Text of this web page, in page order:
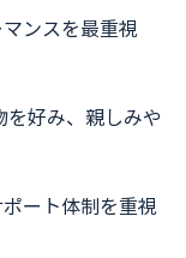
ンスを最重視
好み、親しみや
ート体制を重視